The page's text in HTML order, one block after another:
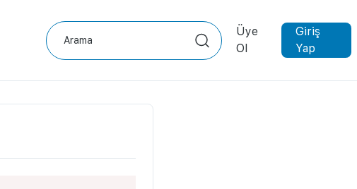
Üye
Ol
Giriş
Yap